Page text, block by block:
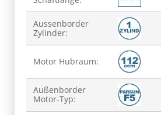
Aussenborder
Zylinder:
Motor Hubraum:
Außenborder
Motor-Typ: